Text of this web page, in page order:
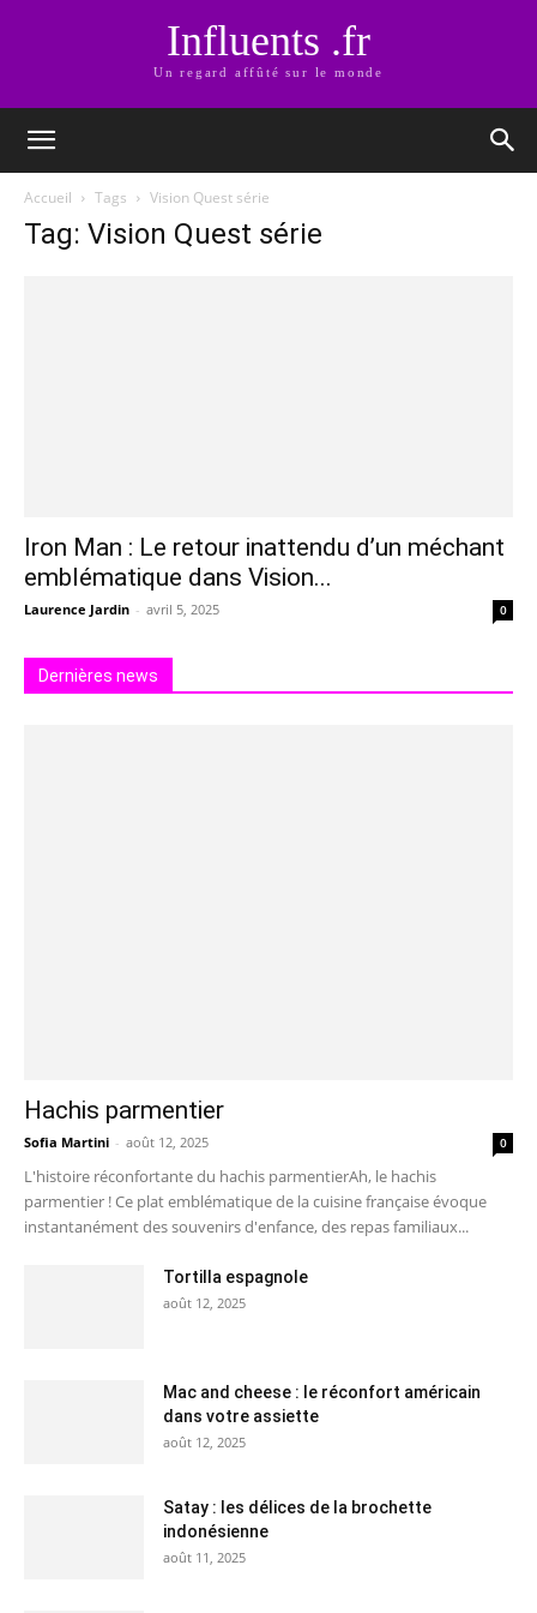
Influents .fr
Un regard affûté sur le monde
Accueil Tags Vision Quest série
Tag: Vision Quest série
Iron Man : Le retour inattendu d’un méchant
emblématique dans Vision...
Laurence Jardin - avril 5, 2025 0
Dernières news
Hachis parmentier
Sofia Martini - août 12, 2025 0
L'histoire réconfortante du hachis parmentierAh, le hachis
parmentier ! Ce plat emblématique de la cuisine française évoque
instantanément des souvenirs d'enfance, des repas familiaux...
Tortilla espagnole
août 12, 2025
Mac and cheese : le réconfort américain
dans votre assiette
août 12, 2025
Satay : les délices de la brochette
indonésienne
août 11, 2025